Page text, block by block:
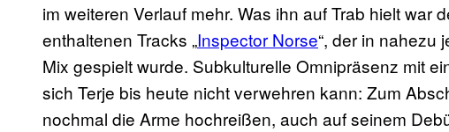
im weiteren Verlauf mehr. Was ihn auf Trab hielt war
enthaltenen Tracks „Inspector Norse“, der in nahezu
Mix gespielt wurde. Subkulturelle Omnipräsenz mit
sich Terje bis heute nicht verwehren kann: Zum
nochmal die Arme hochreißen, auch auf seinem